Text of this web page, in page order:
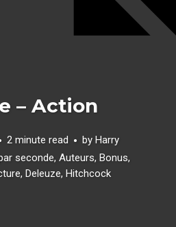
– Action
2 minute read by Harry
seconde, Auteurs, Bonus,
, Deleuze, Hitchcock